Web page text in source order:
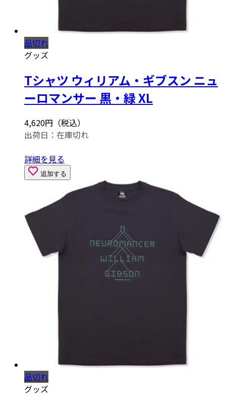
品切れ
グッズ
Tシャツ ウィリアム・ギブスン ニュ
ーロマンサー 黒・緑 XL
4,620円（税込）
出荷日： 在庫切れ
詳細を見る
追加する
品切れ
グッズ